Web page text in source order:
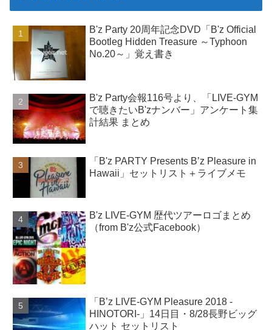
B'z Party 20周年記念DVD「B'z Official
Bootleg Hidden Treasure ～Typhoon
No.20～」覚え書き
B'z Party会報116号より、「LIVE-GYM
で聴きたいB'zナンバー」アンケート集
計結果 まとめ
「B'z PARTY Presents B’z Pleasure in
Hawaii」セットリスト＋ライブメモ
B'z LIVE-GYM 歴代ツアーロゴまとめ
（from B'z公式Facebook）
「B’z LIVE-GYM Pleasure 2018 -
HINOTORI-」14日目・8/28長野ビッグ
ハット セットリスト